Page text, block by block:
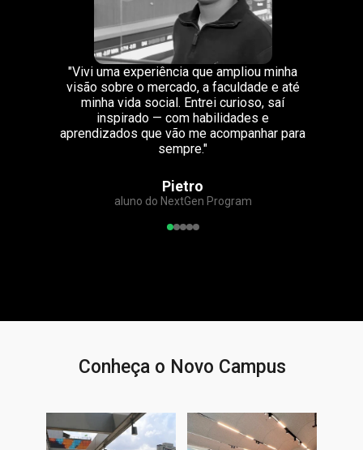
"Vivi uma experiência que ampliou minha
visão sobre o mercado, a faculdade e até
minha vida social. Entrei curioso, saí
inspirado — com habilidades e
aprendizados que vão me acompanhar para
sempre."
Pietro
aluno do NextGen Program
Conheça o Novo Campus